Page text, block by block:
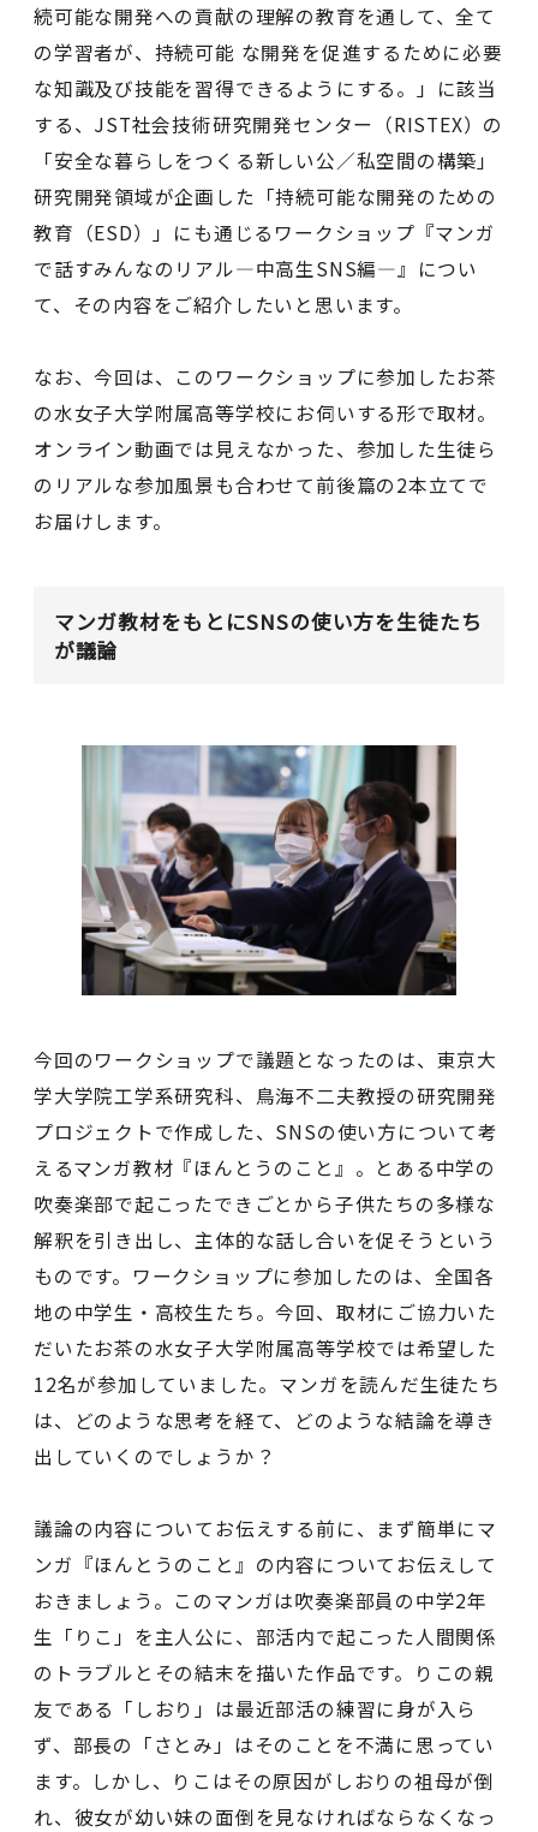
続可能な開発への貢献の理解の教育を通して、全て
の学習者が、持続可能 な開発を促進するために必要
な知識及び技能を習得できるようにする。」に該当
する、JST社会技術研究開発センター（RISTEX）の
「安全な暮らしをつくる新しい公／私空間の構築」
研究開発領域が企画した「持続可能な開発のための
教育（ESD）」にも通じるワークショップ『マンガ
で話すみんなのリアル―中高生SNS編―』につい
て、その内容をご紹介したいと思います。
なお、今回は、このワークショップに参加したお茶
の水女子大学附属高等学校にお伺いする形で取材。
オンライン動画では見えなかった、参加した生徒ら
のリアルな参加風景も合わせて前後篇の2本立てで
お届けします。
マンガ教材をもとにSNSの使い方を生徒たち
が議論
今回のワークショップで議題となったのは、東京大
学大学院工学系研究科、鳥海不二夫教授の研究開発
プロジェクトで作成した、SNSの使い方について考
えるマンガ教材『ほんとうのこと』。とある中学の
吹奏楽部で起こったできごとから子供たちの多様な
解釈を引き出し、主体的な話し合いを促そうという
ものです。ワークショップに参加したのは、全国各
地の中学生・高校生たち。今回、取材にご協力いた
だいたお茶の水女子大学附属高等学校では希望した
12名が参加していました。マンガを読んだ生徒たち
は、どのような思考を経て、どのような結論を導き
出していくのでしょうか？
議論の内容についてお伝えする前に、まず簡単にマ
ンガ『ほんとうのこと』の内容についてお伝えして
おきましょう。このマンガは吹奏楽部員の中学2年
生「りこ」を主人公に、部活内で起こった人間関係
のトラブルとその結末を描いた作品です。りこの親
友である「しおり」は最近部活の練習に身が入ら
ず、部長の「さとみ」はそのことを不満に思ってい
ます。しかし、りこはその原因がしおりの祖母が倒
れ、彼女が幼い妹の面倒を見なければならなくなっ